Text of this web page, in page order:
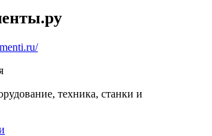
техника, станки и